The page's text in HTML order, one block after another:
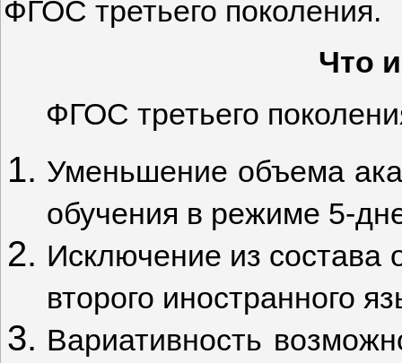
ФГОС третьего поколения.
Что
ФГОС третьего
Уменьшение объема
обучения в режиме 5-
Исключение из состава
второго иностранного
Вариативность